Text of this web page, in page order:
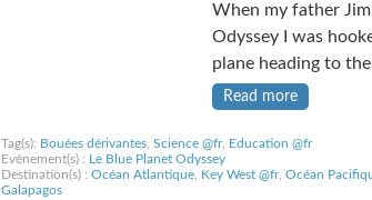
When my father
Odyssey I was
plane heading to
Read more
Tag(s): Bouées dérivantes, Science @fr, Education @fr
Evénement(s) : Le Blue Planet Odyssey
Destination(s) : Océan Atlantique, Key West @fr, Océan
Galapagos